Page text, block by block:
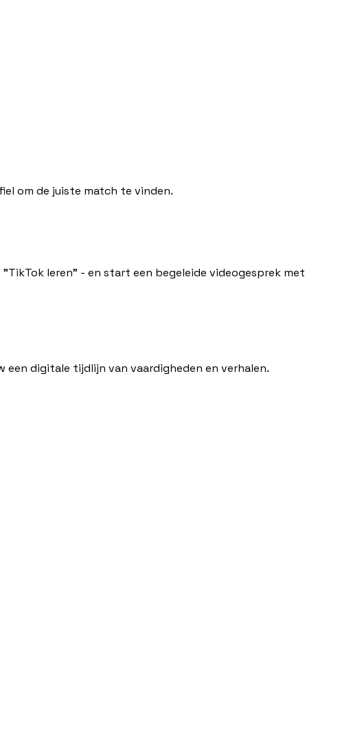
om de juiste match te vinden.
leren" - en start een begeleide videogesprek met
een digitale tijdlijn van vaardigheden en verhalen.